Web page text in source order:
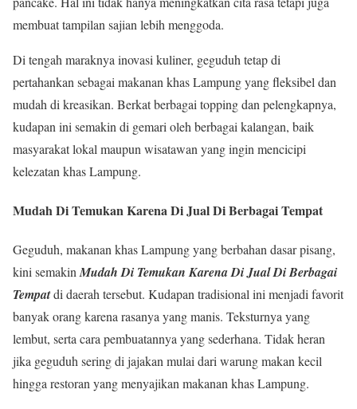
membuat tampilan sajian lebih menggoda.
Di tengah maraknya inovasi kuliner, geguduh tetap di
pertahankan sebagai makanan khas Lampung yang fleksibel dan
mudah di kreasikan. Berkat berbagai topping dan pelengkapnya,
kudapan ini semakin di gemari oleh berbagai kalangan, baik
masyarakat lokal maupun wisatawan yang ingin mencicipi
kelezatan khas Lampung.
Mudah Di Temukan Karena Di Jual Di Berbagai Tempat
Geguduh, makanan khas Lampung yang berbahan dasar pisang,
kini semakin Mudah Di Temukan Karena Di Jual Di Berbagai
Tempatdi daerah tersebut. Kudapan tradisional ini menjadi favorit
banyak orang karena rasanya yang manis. Teksturnya yang
lembut, serta cara pembuatannya yang sederhana. Tidak heran
jika geguduh sering di jajakan mulai dari warung makan kecil
hingga restoran yang menyajikan makanan khas Lampung.